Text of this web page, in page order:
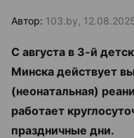
Автор: 103.by,
С августа в 3-й
Минска действует
(неонатальная)
работает
праздничные дни.